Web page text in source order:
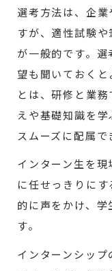
選考方法は、企
すが、適性試験
が一般的です。
望も聞いておく
とは、研修と業
えや基礎知識を
スムーズに配属で
インターン生を
に任せっきりに
的に声をかけ、
す。
インターンシッ